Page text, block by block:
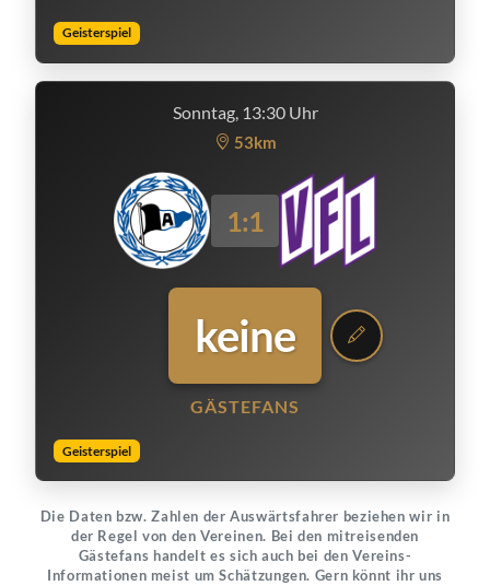
Geisterspiel
Sonntag, 13:30 Uhr
53km
1:1
keine
GÄSTEFANS
Geisterspiel
Die Daten bzw. Zahlen der Auswärtsfahrer beziehen wir in
der Regel von den Vereinen. Bei den mitreisenden
Gästefans handelt es sich auch bei den Vereins-
Informationen meist um Schätzungen. Gern könnt ihr uns